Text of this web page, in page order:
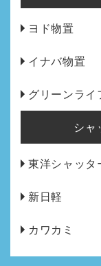
ヨド物置
イナバ物置
グリーンライ
シャ
東洋シャッタ
新日軽
カワカミ